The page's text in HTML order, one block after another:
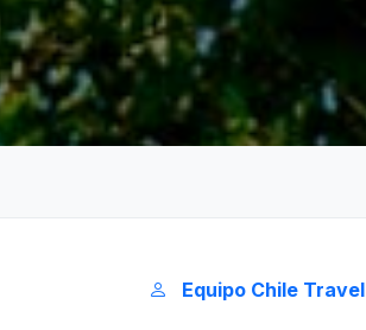
Equipo Chile Travel